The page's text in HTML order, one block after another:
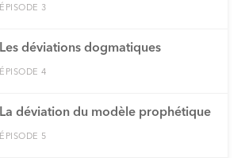
ÉPISODE 3
Les déviations dogmatiques
ÉPISODE 4
La déviation du modèle prophétique
ÉPISODE 5